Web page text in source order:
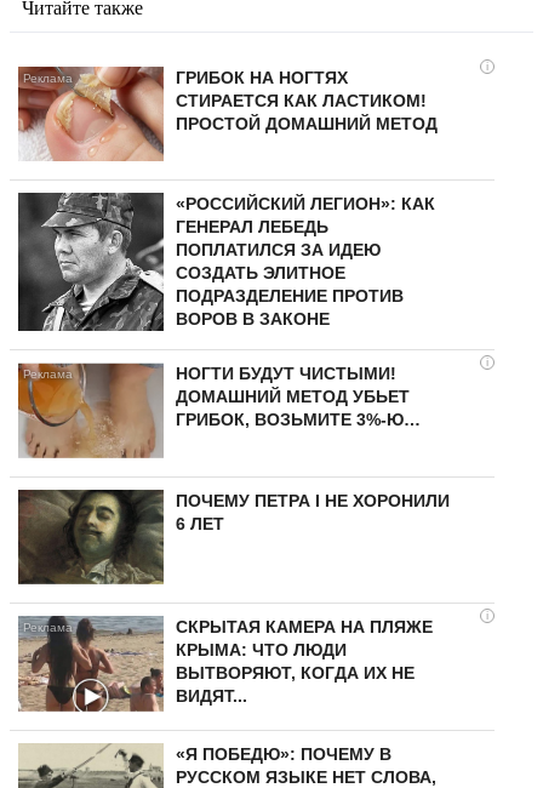
Читайте также
i
ГРИБОК НА НОГТЯХ
СТИРАЕТСЯ КАК ЛАСТИКОМ!
ПРОСТОЙ ДОМАШНИЙ МЕТОД
«РОССИЙСКИЙ ЛЕГИОН»: КАК
ГЕНЕРАЛ ЛЕБЕДЬ
ПОПЛАТИЛСЯ ЗА ИДЕЮ
СОЗДАТЬ ЭЛИТНОЕ
ПОДРАЗДЕЛЕНИЕ ПРОТИВ
ВОРОВ В ЗАКОНЕ
i
НОГТИ БУДУТ ЧИСТЫМИ!
ДОМАШНИЙ МЕТОД УБЬЕТ
ГРИБОК, ВОЗЬМИТЕ 3%-Ю…
ПОЧЕМУ ПЕТРА I НЕ ХОРОНИЛИ
6 ЛЕТ
i
СКРЫТАЯ КАМЕРА НА ПЛЯЖЕ
КРЫМА: ЧТО ЛЮДИ
ВЫТВОРЯЮТ, КОГДА ИХ НЕ
ВИДЯТ...
«Я ПОБЕДЮ»: ПОЧЕМУ В
РУССКОМ ЯЗЫКЕ НЕТ СЛОВА,